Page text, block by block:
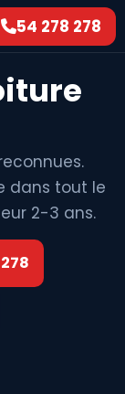
54 278 278
dans tout le
2-3 ans.